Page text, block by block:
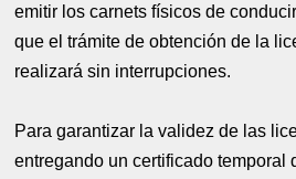
emitir los carnets físicos de
que el trámite de obtención de la
realizará sin interrupciones.
Para garantizar la validez de las
entregando un certificado temporal